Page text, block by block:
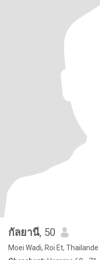
กัลยานี, 50
Moei Wadi, Roi Et, Thailande